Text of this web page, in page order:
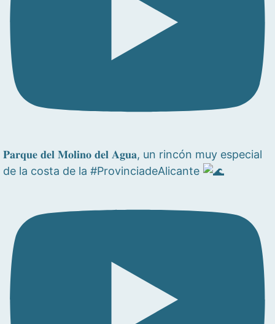
𝐏𝐚𝐫𝐪𝐮𝐞 𝐝𝐞𝐥 𝐌𝐨𝐥𝐢𝐧𝐨 𝐝𝐞𝐥 𝐀𝐠𝐮𝐚, un rincón muy especial
de la costa de la #ProvinciadeAlicante